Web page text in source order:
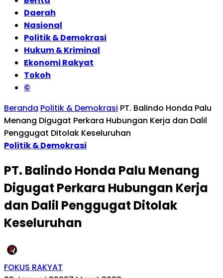
Daerah
Nasional
Politik & Demokrasi
Hukum & Kriminal
Ekonomi Rakyat
Tokoh
©
Beranda Politik & Demokrasi PT. Balindo Honda Palu
Menang Digugat Perkara Hubungan Kerja dan Dalil
Penggugat Ditolak Keseluruhan
Politik & Demokrasi
PT. Balindo Honda Palu Menang
Digugat Perkara Hubungan Kerja
dan Dalil Penggugat Ditolak
Keseluruhan
FOKUS RAKYAT